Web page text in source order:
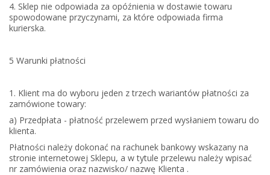
4. Sklep nie odpowiada za opóźnienia w dostawie towaru
spowodowane przyczynami, za które odpowiada firma
kurierska.
5 Warunki płatności
1. Klient ma do wyboru jeden z trzech wariantów płatności za
zamówione towary:
a) Przedpłata - płatność przelewem przed wysłaniem towaru do
klienta.
Płatności należy dokonać na rachunek bankowy wskazany na
stronie internetowej Sklepu, a w tytule przelewu należy wpisać
nr zamówienia oraz nazwisko/ nazwę Klienta .